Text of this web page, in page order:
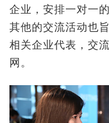
企业，安排一对一
其他的交流活动也
相关企业代表，交
网。